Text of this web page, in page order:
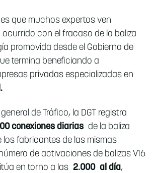
que muchos expertos ven
con el fracaso de la baliza
promovida desde el Gobierno de
termina beneficiando a
privadas especializadas en
de Tráfico, la DGT registra
conexiones diarias de la baliza
los fabricantes de las mismas
de activaciones de balizas V16
en torno a las 2.000 al día,